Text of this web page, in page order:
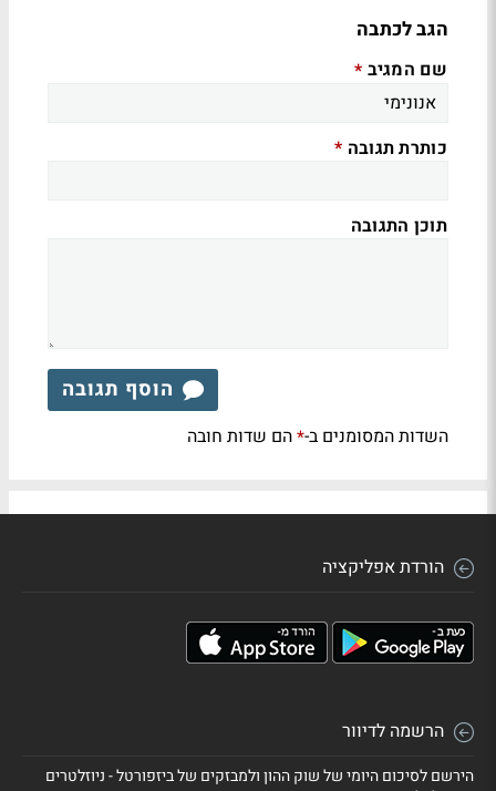
הגב לכתבה
שם המגיב *
כותרת תגובה *
תוכן התגובה
הוסף תגובה
השדות המסומנים ב-*הם שדות חובה
הורדת אפליקציה
הרשמה לדיוור
הירשם לסיכום היומי של שוק ההון ולמבזקים של ביזפורטל - ניוזלטרים